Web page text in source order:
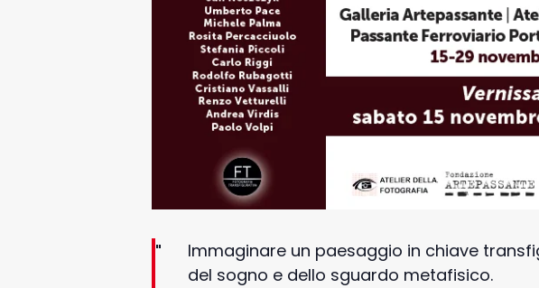
Immaginare un paesaggio in chiave
del sogno e dello sguardo metafisico.